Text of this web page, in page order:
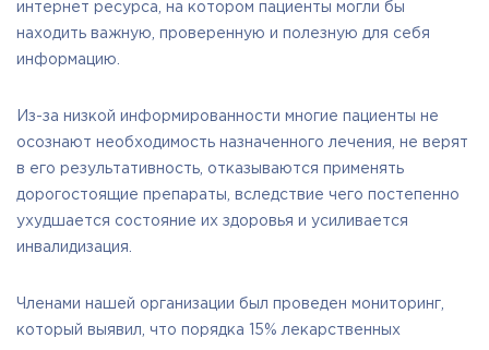
интернет ресурса, на котором пациенты могли бы
находить важную, проверенную и полезную для себя
информацию.
Из-за низкой информированности многие пациенты не
осознают необходимость назначенного лечения, не верят
в его результативность, отказываются применять
дорогостоящие препараты, вследствие чего постепенно
ухудшается состояние их здоровья и усиливается
инвалидизация.
Членами нашей организации был проведен мониторинг,
который выявил, что порядка 15% лекарственных